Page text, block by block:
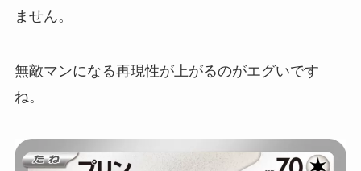
ません。
無敵マンになる再現性が上がるのがエグいです
ね。